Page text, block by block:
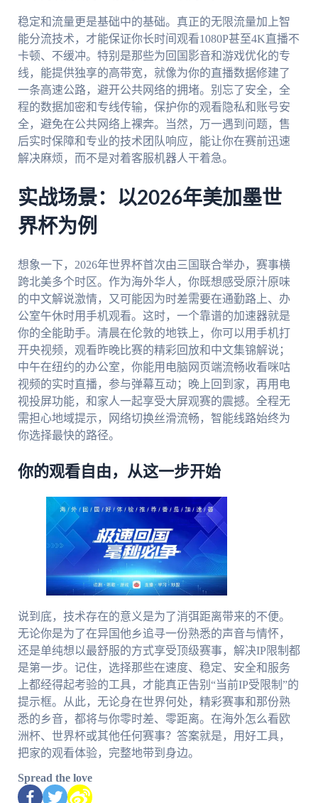
稳定和流量更是基础中的基础。真正的无限流量加上智
能分流技术，才能保证你长时间观看1080P甚至4K直播不
卡顿、不缓冲。特别是那些为回国影音和游戏优化的专
线，能提供独享的高带宽，就像为你的直播数据修建了
一条高速公路，避开公共网络的拥堵。别忘了安全，全
程的数据加密和专线传输，保护你的观看隐私和账号安
全，避免在公共网络上裸奔。当然，万一遇到问题，售
后实时保障和专业的技术团队响应，能让你在赛前迅速
解决麻烦，而不是对着客服机器人干着急。
实战场景：以2026年美加墨世
界杯为例
想象一下，2026年世界杯首次由三国联合举办，赛事横
跨北美多个时区。作为海外华人，你既想感受原汁原味
的中文解说激情，又可能因为时差需要在通勤路上、办
公室午休时用手机观看。这时，一个靠谱的加速器就是
你的全能助手。清晨在伦敦的地铁上，你可以用手机打
开央视频，观看昨晚比赛的精彩回放和中文集锦解说；
中午在纽约的办公室，你能用电脑网页端流畅收看咪咕
视频的实时直播，参与弹幕互动；晚上回到家，再用电
视投屏功能，和家人一起享受大屏观赛的震撼。全程无
需担心地域提示，网络切换丝滑流畅，智能线路始终为
你选择最快的路径。
你的观看自由，从这一步开始
说到底，技术存在的意义是为了消弭距离带来的不便。
无论你是为了在异国他乡追寻一份熟悉的声音与情怀，
还是单纯想以最舒服的方式享受顶级赛事，解决IP限制都
是第一步。记住，选择那些在速度、稳定、安全和服务
上都经得起考验的工具，才能真正告别“当前IP受限制”的
提示框。从此，无论身在世界何处，精彩赛事和那份熟
悉的乡音，都将与你零时差、零距离。在海外怎么看欧
洲杯、世界杯或其他任何赛事？答案就是，用好工具，
把家的观看体验，完整地带到身边。
Spread the love